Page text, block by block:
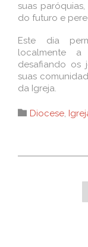
suas
do futuro e
Este dia
localmente a
desafiando os
suas
da Igreja.
 Category
Diocese,